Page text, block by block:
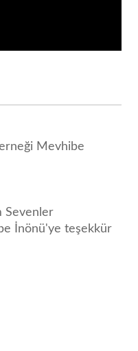
Mevhibe
Sevenler
İnönü'ye teşekkür